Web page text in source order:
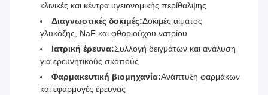
κλινικές και κέντρα υγειονομικής περίθαλψης
Διαγνωστικές δοκιμές:Δοκιμές αίματος
γλυκόζης, NaF και φθοριούχου νατρίου
Ιατρική έρευνα:Συλλογή δειγμάτων και ανάλυση
για ερευνητικούς σκοπούς
Φαρμακευτική βιομηχανία:Ανάπτυξη φαρμάκων
και εφαρμογές έρευνας